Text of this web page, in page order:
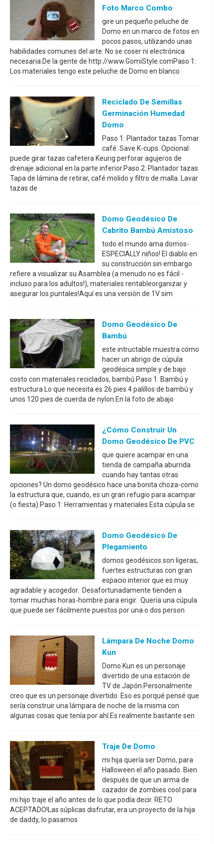
Foto Marco Combo
gire un pequeño peluche de
Domo en un marco de fotos en
pocos pasos, utilizando unas
habilidades comunes del arte. No se coser ni electrónica
necesaria.De la gente de http://www.GomiStyle.comPaso 1:
Los materiales tengo este peluche de Domo en blanco
Reciclado De Semillas
Germinación Humedad
Domo
Paso 1: Plantador tazas Tomar
café. Save K-cups. Opcional:
puede girar tazas cafetera Keurig perforar agujeros de
drenaje adicional en la parte inferior.Paso 2: Plantador tazas
Tapa de lámina de retirar, café molido y filtro de malla. Lavar
tazas de
Domo Geodésico De
Cabrito Bambú Amistoso
todo el mundo ama domos-
ESPECIALLY niños! El diablo en
su construcción sin embargo
refiere a visualizar su Asamblea (a menudo no es fácil -
incluso para los adultos!), materiales rentableorganizar y
asegurar los puntales!Aquí es una versión de 1V sim
Domo Geodésico De
Bambú
este intructable muestra cómo
hacer un abrigo de cúpula
geodésica simple y de bajo
costo con materiales reciclados, bambú.Paso 1: Bambú y
estructura Lo que necesita es 26 pies 4 palillos de bambú y
unos 120 pies de cuerda de nylon.En la foto de abajo
¿Cómo Construir Un
Domo Geodésico De PVC
que quiere acampar en una
tienda de campaña aburrida
cuando hay tantas otras
opciones? Un domo geodésico hace una bonita choza-como
la estructura que, cuando, es un gran refugio para acampar
(o fiesta).Paso 1: Herramientas y materiales Esta cúpula se
Domo Geodésico De
Plegamiento
domos geodésicos son ligeras,
fuertes estructuras con gran
espacio interior que es muy
agradable y acogedor. Desafortunadamente tienden a
tomar muchas horas-hombre para erigir. Quería una cúpula
que puede ser fácilmente puestos por una o dos person
Lámpara De Noche Domo
Kun
Domo Kun es un personaje
divertido de una estación de
TV de Japón.Personalmente
creo que es un personaje divertido. Eso es porqué pensé que
sería construir una lámpara de noche de la misma con
algunas cosas que tenía por ahí.Es realmente bastante sen
Traje De Domo
mi hija quería ser Domo, para
Halloween el año pasado. Bien
después de que un arma de
cazador de zombies cool para
mi hijo traje el año antes de lo que podía decir. RETO
ACEPTADO!Las súplicas disfrutar, era un proyecto de la hija
de daddy, lo pasamos